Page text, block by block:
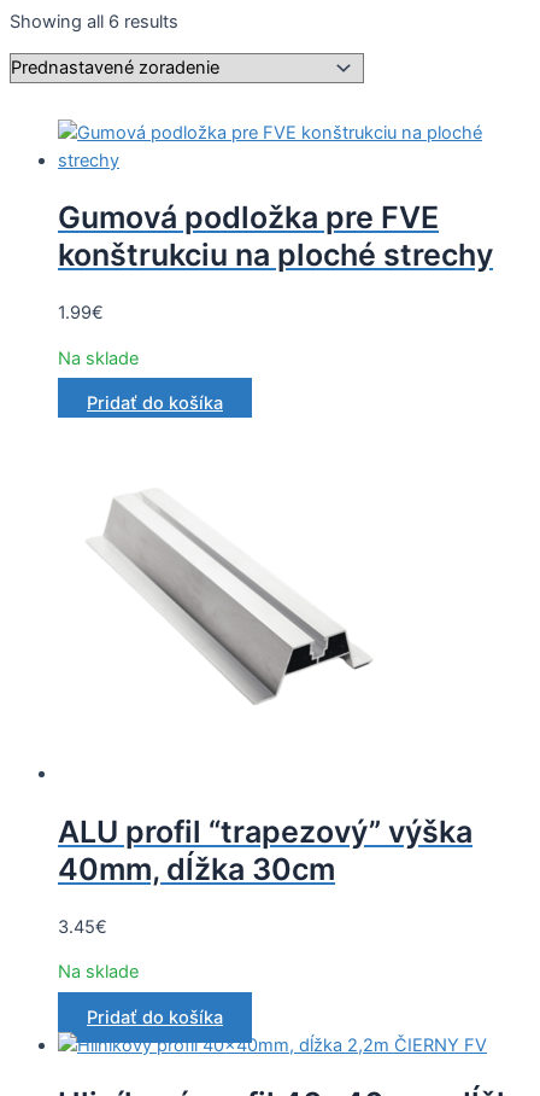
Showing all 6 results
Gumová podložka pre FVE
konštrukciu na ploché strechy
1.99€
Na sklade
Pridať do košíka
ALU profil “trapezový” výška
40mm, dĺžka 30cm
3.45€
Na sklade
Pridať do košíka